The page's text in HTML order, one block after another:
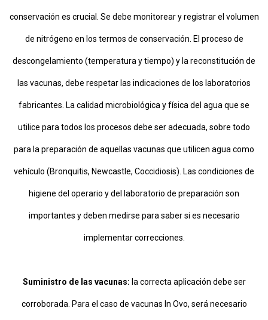
conservación es crucial. Se debe monitorear y registrar el volumen
de nitrógeno en los termos de conservación. El proceso de
descongelamiento (temperatura y tiempo) y la reconstitución de
las vacunas, debe respetar las indicaciones de los laboratorios
fabricantes. La calidad microbiológica y física del agua que se
utilice para todos los procesos debe ser adecuada, sobre todo
para la preparación de aquellas vacunas que utilicen agua como
vehículo (Bronquitis, Newcastle, Coccidiosis). Las condiciones de
higiene del operario y del laboratorio de preparación son
importantes y deben medirse para saber si es necesario
implementar correcciones.
Suministro de las vacunas: la correcta aplicación debe ser
corroborada. Para el caso de vacunas In Ovo, será necesario